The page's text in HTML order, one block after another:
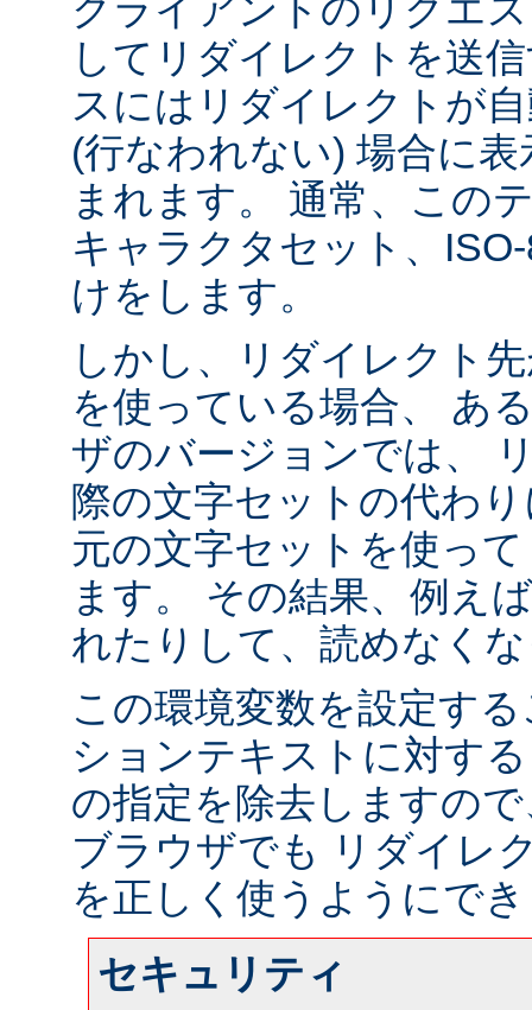
クライアントのリクエ
してリダイレクトを送
スにはリダイレクトが
(行なわれない) 場合に
まれます。 通常、この
キャラクタセット、
けをします。
しかし、リダイレクト
を使っている場合、 あ
ザのバージョンでは、
際の文字セットの代わ
元の文字セットを使っ
ます。 その結果、例え
れたりして、読めなく
この環境変数を設定す
ションテキストに対す
の指定を除去しますの
ブラウザでも リダイレ
を正しく使うようにで
セキュリティ